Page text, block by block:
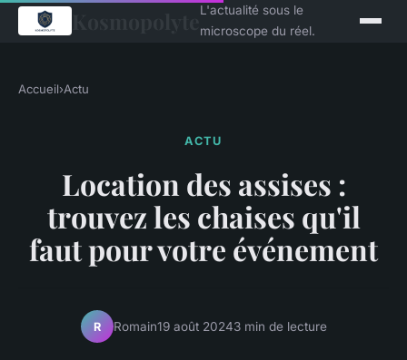
L'actualité sous le
microscope du réel.
Accueil›Actu
ACTU
Location des assises :
trouvez les chaises qu'il
faut pour votre événement
R Romain19 août 20243 min de lecture